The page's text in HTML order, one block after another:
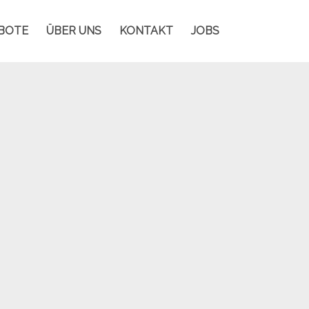
ÜBER UNS KONTAKT JOBS